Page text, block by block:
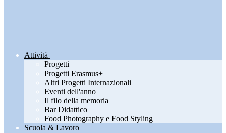
Attività
Progetti
Progetti Erasmus+
Altri Progetti Internazionali
Eventi dell'anno
Il filo della memoria
Bar Didattico
Food Photography e Food Styling
Scuola & Lavoro